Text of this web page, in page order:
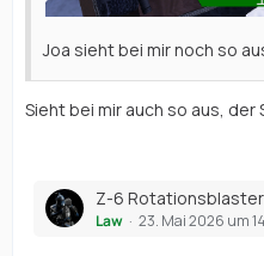
Joa sieht bei mir noch so
Sieht bei mir auch so aus, der
Z-6
Law 23. Mai 2026 um